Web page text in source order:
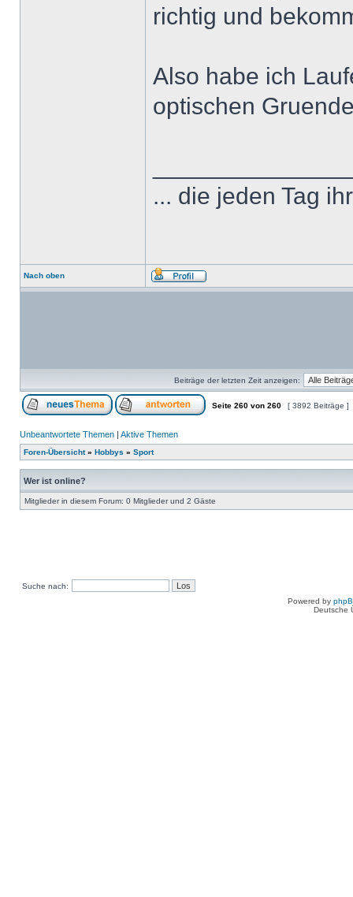
richtig und
Also habe ich
optischen
... die jeden Tag
Nach oben
Beiträge der letzten Zeit anzeigen:
Seite 260 von 260 [ 3892 Beiträge ]
Unbeantwortete Themen | Aktive Themen
Foren-Übersicht» Hobbys » Sport
Wer ist online?
Mitglieder in diesem Forum: 0 Mitglieder und 2 Gäste
Suche nach:
Powered by
Deutsche